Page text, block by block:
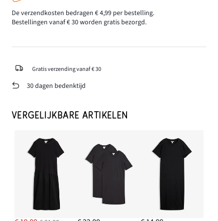
De verzendkosten bedragen € 4,99 per bestelling.
Bestellingen vanaf € 30 worden gratis bezorgd.
Gratis verzending vanaf € 30
30 dagen bedenktijd
VERGELIJKBARE ARTIKELEN